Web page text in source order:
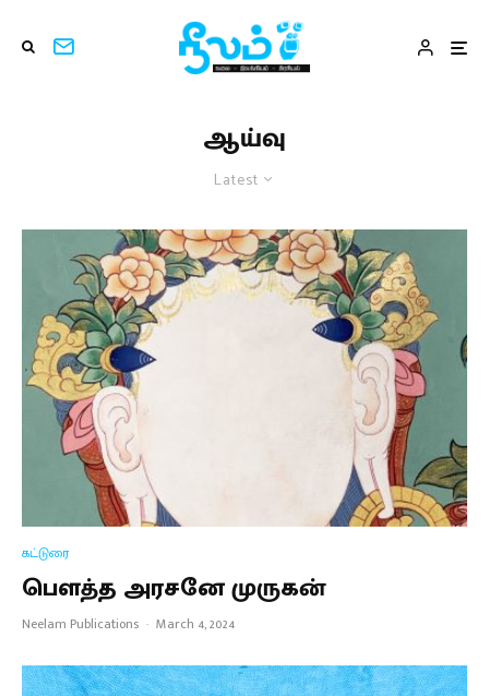
ஆய்வு
Latest
கட்டுரை
பௌத்த அரசனே முருகன்
Neelam Publications · March 4, 2024